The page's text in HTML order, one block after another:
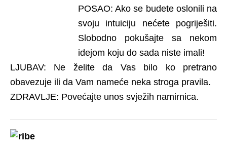
POSAO: Ako se budete oslonili na
svoju intuiciju nećete pogriješiti.
Slobodno pokušajte sa nekom
idejom koju do sada niste imali!
LJUBAV: Ne želite da Vas bilo ko pretrano
obavezuje ili da Vam nameće neka stroga pravila.
ZDRAVLJE: Povećajte unos svježih namirnica.